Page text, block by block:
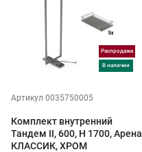
Распродажа
в наличии
Артикул 0035750005
Комплект внутренний
Тандем II, 600, H 1700, Арена
КЛАССИК, ХРОМ